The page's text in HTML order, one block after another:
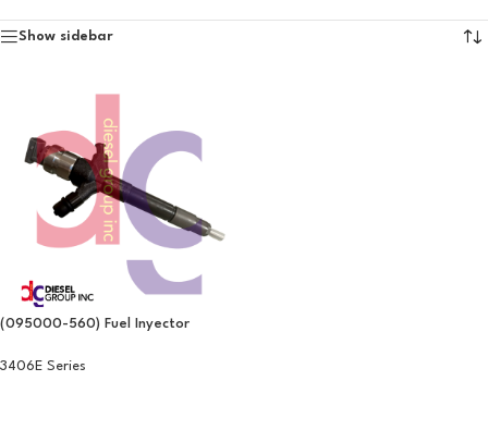
Show sidebar
(095000-560) Fuel Inyector
3406E Series